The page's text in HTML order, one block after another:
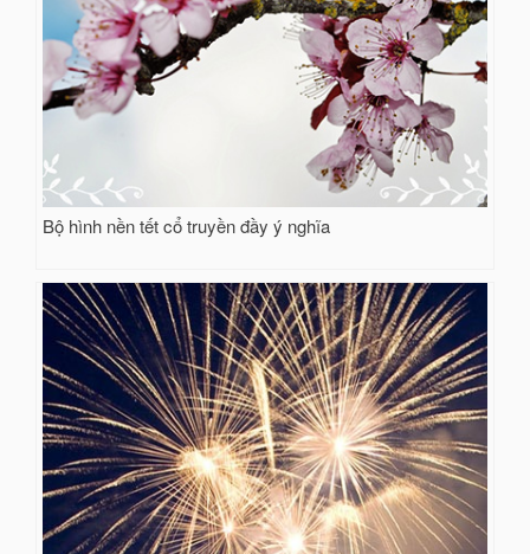
Bộ hình nền tết cổ truyền đầy ý nghĩa